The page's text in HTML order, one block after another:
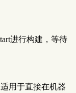
进行构建，等待
用于直接在机器